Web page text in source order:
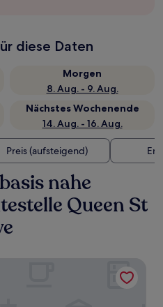
diese Daten
Morgen
8. Aug. - 9. Aug.
Nächstes Wochenende
14. Aug. - 16. Aug.
Preis (aufsteigend)
nahe
Queen St